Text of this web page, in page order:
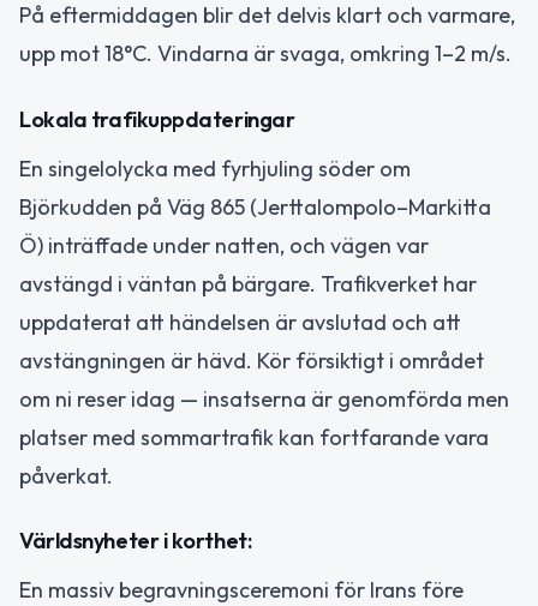
På eftermiddagen blir det delvis klart och varmare,
upp mot 18°C. Vindarna är svaga, omkring 1–2 m/s.
Lokala trafikuppdateringar
En singelolycka med fyrhjuling söder om
Björkudden på Väg 865 (Jerttalompolo–Markitta
Ö) inträffade under natten, och vägen var
avstängd i väntan på bärgare. Trafikverket har
uppdaterat att händelsen är avslutad och att
avstängningen är hävd. Kör försiktigt i området
om ni reser idag — insatserna är genomförda men
platser med sommartrafik kan fortfarande vara
påverkat.
Världsnyheter i korthet:
En massiv begravningsceremoni för Irans före